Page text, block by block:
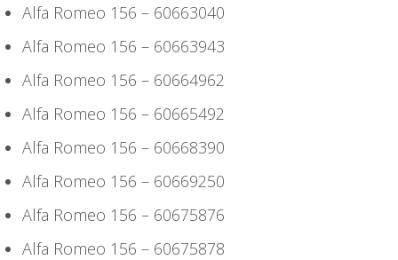
Alfa Romeo 156 – 60663040
Alfa Romeo 156 – 60663943
Alfa Romeo 156 – 60664962
Alfa Romeo 156 – 60665492
Alfa Romeo 156 – 60668390
Alfa Romeo 156 – 60669250
Alfa Romeo 156 – 60675876
Alfa Romeo 156 – 60675878